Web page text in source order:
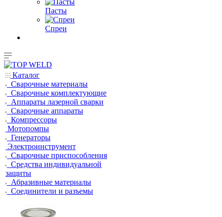
Пасты
Спреи
Каталог
Сварочные материалы
Сварочные комплектующие
Аппараты лазерной сварки
Сварочные аппараты
Компрессоры
Мотопомпы
Генераторы
Электроинструмент
Сварочные приспособления
Средства индивидуальной
защиты
Абразивные материалы
Соединители и разъемы